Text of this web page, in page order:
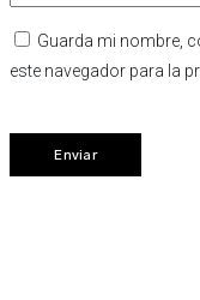
Guarda mi nombre,
este navegador para la